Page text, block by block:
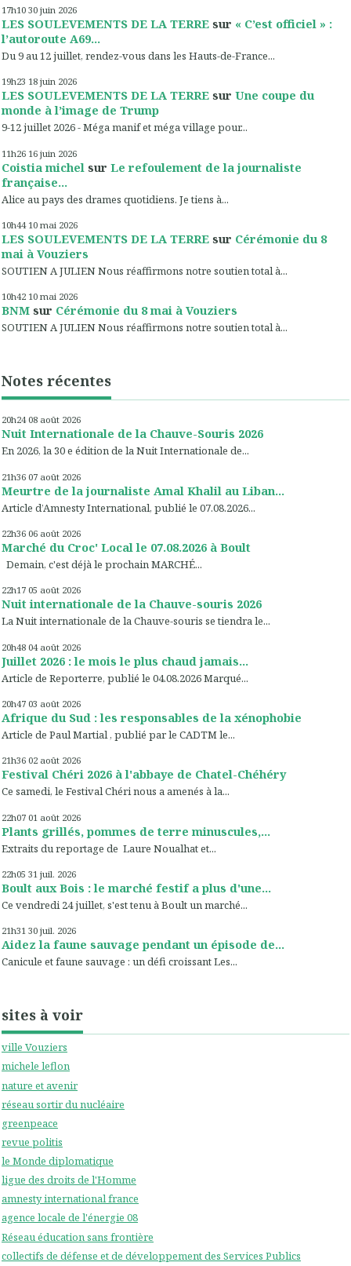
17h10 30 juin 2026
LES SOULEVEMENTS DE LA TERRE sur « C’est officiel » :
l’autoroute A69...
Du 9 au 12 juillet, rendez-vous dans les Hauts-de-France...
19h23 18 juin 2026
LES SOULEVEMENTS DE LA TERRE sur Une coupe du
monde à l’image de Trump
9-12 juillet 2026 - Méga manif et méga village pour...
11h26 16 juin 2026
Coistia michel sur Le refoulement de la journaliste
française...
Alice au pays des drames quotidiens. Je tiens à...
10h44 10 mai 2026
LES SOULEVEMENTS DE LA TERRE sur Cérémonie du 8
mai à Vouziers
SOUTIEN A JULIEN Nous réaffirmons notre soutien total à...
10h42 10 mai 2026
BNM sur Cérémonie du 8 mai à Vouziers
SOUTIEN A JULIEN Nous réaffirmons notre soutien total à...
Notes récentes
20h24 08 août 2026
Nuit Internationale de la Chauve-Souris 2026
En 2026, la 30 e édition de la Nuit Internationale de...
21h36 07 août 2026
Meurtre de la journaliste Amal Khalil au Liban...
Article d’Amnesty International, publié le 07.08.2026...
22h36 06 août 2026
Marché du Croc' Local le 07.08.2026 à Boult
Demain, c'est déjà le prochain MARCHÉ...
22h17 05 août 2026
Nuit internationale de la Chauve-souris 2026
La Nuit internationale de la Chauve-souris se tiendra le...
20h48 04 août 2026
Juillet 2026 : le mois le plus chaud jamais...
Article de Reporterre, publié le 04.08.2026 Marqué...
20h47 03 août 2026
Afrique du Sud : les responsables de la xénophobie
Article de Paul Martial , publié par le CADTM le...
21h36 02 août 2026
Festival Chéri 2026 à l'abbaye de Chatel-Chéhéry
Ce samedi, le Festival Chéri nous a amenés à la...
22h07 01 août 2026
Plants grillés, pommes de terre minuscules,...
Extraits du reportage de Laure Noualhat et...
22h05 31 juil. 2026
Boult aux Bois : le marché festif a plus d'une...
Ce vendredi 24 juillet, s'est tenu à Boult un marché...
21h31 30 juil. 2026
Aidez la faune sauvage pendant un épisode de...
Canicule et faune sauvage : un défi croissant Les...
sites à voir
ville Vouziers
michele leflon
nature et avenir
réseau sortir du nucléaire
greenpeace
revue politis
le Monde diplomatique
ligue des droits de l'Homme
amnesty international france
agence locale de l'énergie 08
Réseau éducation sans frontière
collectifs de défense et de développement des Services Publics